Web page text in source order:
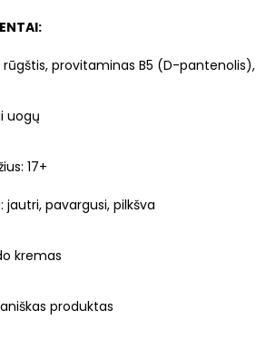
provitaminas B5 (D-
uogų
17+
jautri, pavargusi, pilkšva
kremas
produktas